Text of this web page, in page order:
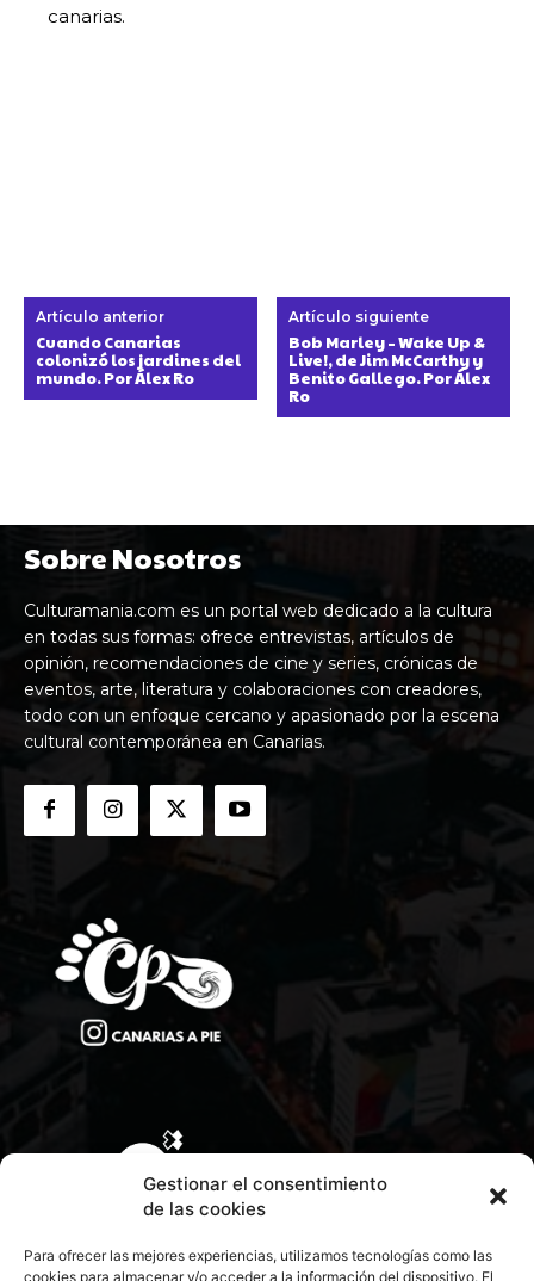
Gestionar el consentimiento
de las cookies
Para ofrecer las mejores experiencias, utilizamos tecnologías como las
cookies para almacenar y/o acceder a la información del dispositivo. El
canarias.
Artículo anterior
Cuando Canarias
colonizó los jardines del
mundo. Por Álex Ro
Artículo siguiente
Bob Marley – Wake Up &
Live!, de Jim McCarthy y
Benito Gallego. Por Álex
Ro
Sobre Nosotros
Culturamania.com es un portal web dedicado a la cultura
en todas sus formas: ofrece entrevistas, artículos de
opinión, recomendaciones de cine y series, crónicas de
eventos, arte, literatura y colaboraciones con creadores,
todo con un enfoque cercano y apasionado por la escena
cultural contemporánea en Canarias.